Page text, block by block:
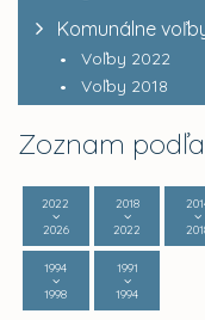
Komunálne
Voľby 2022
Voľby 2018
Zoznam
2022
2026
2018
2022
1994
1998
1991
1994